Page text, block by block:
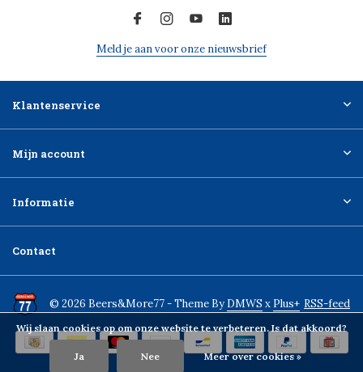
Meld je aan voor onze nieuwsbrief
Klantenservice
Mijn account
Informatie
Contact
© 2026 Beers&More77 - Theme ByDMWS x Plus+ RSS-feed
Wij slaan cookies op om onze website te verbeteren. Is dat akkoord?
Ja Nee Meer over cookies »